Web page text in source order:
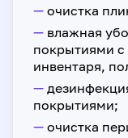
— очистка
— влажная
покрытиями с
инвентаря,
—
покрытиями;
— очистка